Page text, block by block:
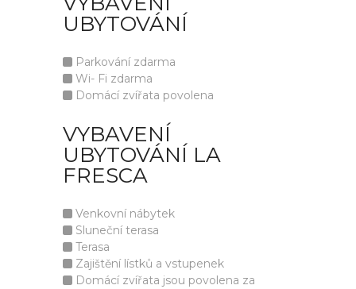
UBYTOVÁNÍ
Parkování zdarma
Wi- Fi zdarma
Domácí zvířata povolena
VYBAVENÍ
UBYTOVÁNÍ LA
FRESCA
Venkovní nábytek
Sluneční terasa
Terasa
Zajištění lístků a vstupenek
Domácí zvířata jsou povolena za